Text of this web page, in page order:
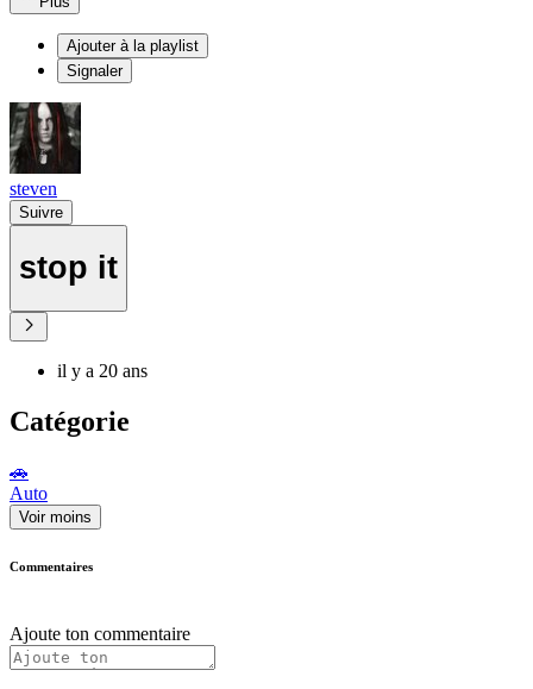
Ajouter à la playlist
Signaler
steven
Suivre
stop it
il y a 20 ans
Catégorie
🚗
Auto
Voir moins
Commentaires
Ajoute ton commentaire